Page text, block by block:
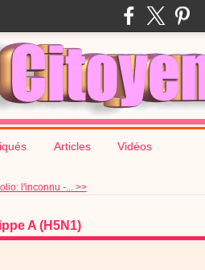
Articles Vidéos
l'inconnu -... >>
A (H5N1)